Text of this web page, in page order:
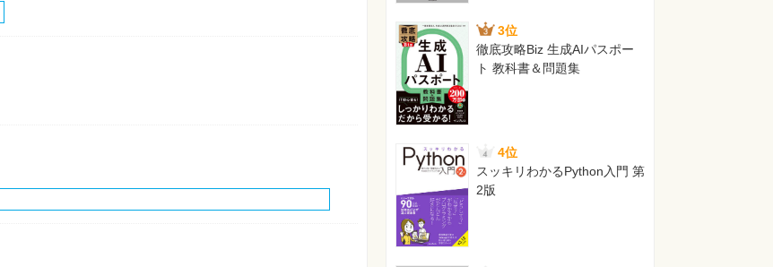
3位
徹底攻略Biz 生成AIパスポー
ト 教科書＆問題集
4位
スッキリわかるPython入門 第
2版